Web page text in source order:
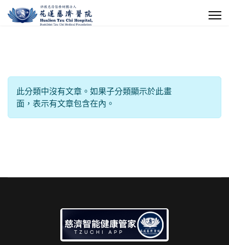
每頁顯示條數
信息
此分類中沒有文章。如果子分類顯示於此畫
面，表示有文章包含在內。